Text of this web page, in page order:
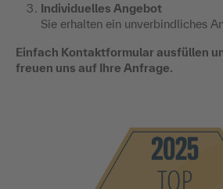
Individuelles Angebot
Sie erhalten ein unverbindliches
Einfach Kontaktformular ausfüllen
freuen uns auf Ihre Anfrage.